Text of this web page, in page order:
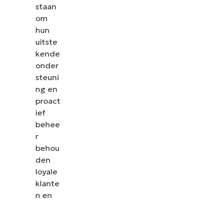
staan
om
hun
uitste
kende
onder
steuni
ng en
proact
ief
behee
r
behou
den
loyale
klante
n en